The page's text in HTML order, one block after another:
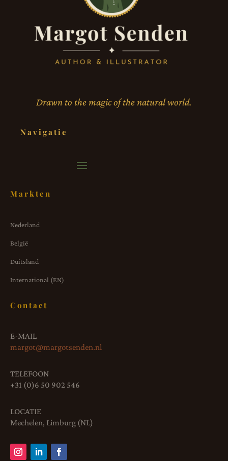
Drawn to the magic of the natural world.
Navigatie
Markten
Nederland
België
Duitsland
International (EN)
Contact
E-MAIL
margot@margotsenden.nl
TELEFOON
+31 (0)6 50 902 546
LOCATIE
Mechelen, Limburg (NL)